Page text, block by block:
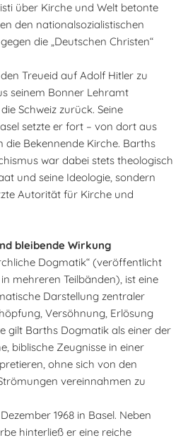
über Kirche und Welt betonte
den nationalsozialistischen
die „Deutschen Christen“
Treueid auf Adolf Hitler zu
seinem Bonner Lehramt
Schweiz zurück. Seine
setzte er fort – von dort aus
die Bekennende Kirche. Barths
war dabei stets theologisch
und seine Ideologie, sondern
Autorität für Kirche und
bleibende Wirkung
Dogmatik“ (veröffentlicht
mehreren Teilbänden), ist eine
Darstellung zentraler
Versöhnung, Erlösung
gilt Barths Dogmatik als einer der
biblische Zeugnisse in einer
ohne sich von den
vereinnahmen zu
1968 in Basel. Neben
hinterließ er eine reiche